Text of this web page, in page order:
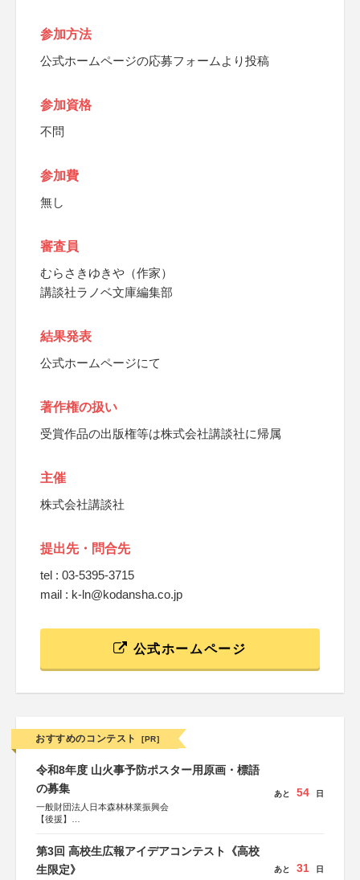
参加方法
公式ホームページの応募フォームより投稿
参加資格
不問
参加費
無し
審査員
むらさきゆきや（作家）
講談社ラノベ文庫編集部
結果発表
公式ホームページにて
著作権の扱い
受賞作品の出版権等は株式会社講談社に帰属
主催
株式会社講談社
提出先・問合先
tel : 03-5395-3715
mail : k-ln@kodansha.co.jp
公式ホームページ
おすすめのコンテスト [PR]
令和8年度 山火事予防ポスター用原画・標語
の募集
一般財団法人日本森林林業振興会
【後援】
会、森林火災対策協会
あと 54 日
第3回 高校生広報アイデアコンテスト《高校
生限定》
あと 31 日